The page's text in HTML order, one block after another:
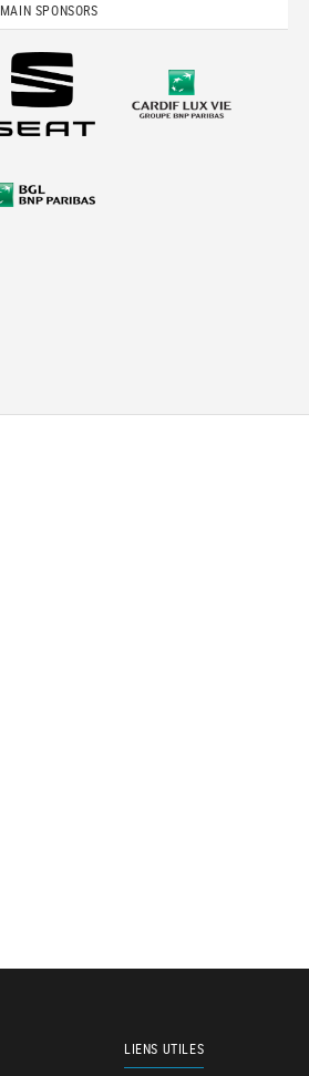
MAIN SPONSORS
LIENS UTILES